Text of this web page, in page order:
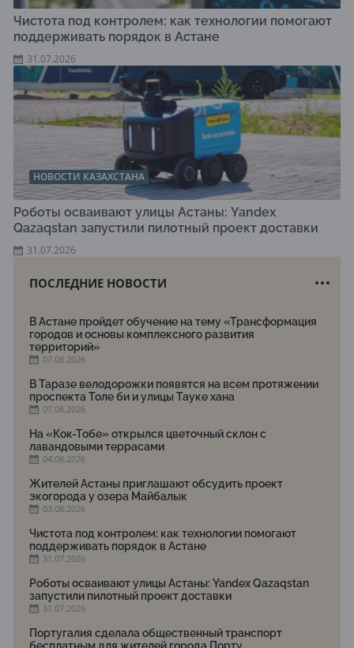
Чистота под контролем: как технологии помогают
поддерживать порядок в Астане
31.07.2026
НОВОСТИ КАЗАХСТАНА
Роботы осваивают улицы Астаны: Yandex
Qazaqstan запустили пилотный проект доставки
31.07.2026
ПОСЛЕДНИЕ НОВОСТИ
В Астане пройдет обучение на тему «Трансформация
городов и основы комплексного развития
территорий»
07.08.2026
В Таразе велодорожки появятся на всем протяжении
проспекта Толе би и улицы Тауке хана
07.08.2026
На «Кок-Тобе» открылся цветочный склон с
лавандовыми террасами
04.08.2026
Жителей Астаны приглашают обсудить проект
экогорода у озера Майбалык
03.08.2026
Чистота под контролем: как технологии помогают
поддерживать порядок в Астане
31.07.2026
Роботы осваивают улицы Астаны: Yandex Qazaqstan
запустили пилотный проект доставки
31.07.2026
Португалия сделала общественный транспорт